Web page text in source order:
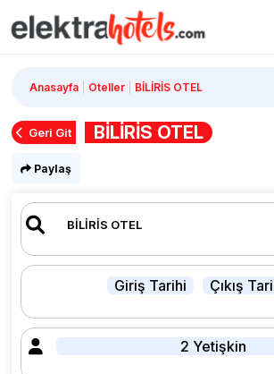
Anasayfa Oteller BİLİRİS OTEL
Geri Git BİLİRİS OTEL
Paylaş
Giriş Tarihi Çıkış
2 Yetişkin